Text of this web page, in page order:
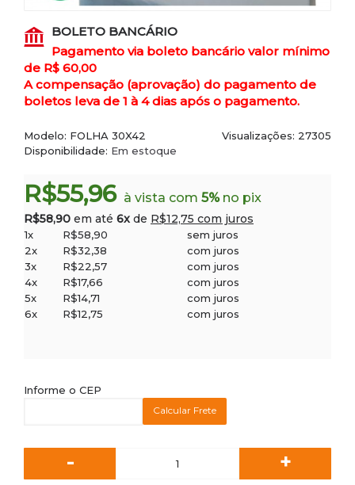
BOLETO BANCÁRIO
Pagamento via boleto bancário valor mínimo
de R$ 60,00
A compensação (aprovação) do pagamento de
boletos leva de 1 à 4 dias após o pagamento.
Visualizações: 27305
Modelo: FOLHA 30X42
Disponibilidade: Em estoque
R$55,96 à vista com 5%no pix
R$58,90 em até 6x de R$12,75 com juros
1x R$58,90
sem juros
2x
R$32,38
com juros
3x
R$22,57
com juros
4x
R$17,66
com juros
5x
R$14,71
com juros
6x
R$12,75 com juros
Informe o CEP
Calcular Frete
- +